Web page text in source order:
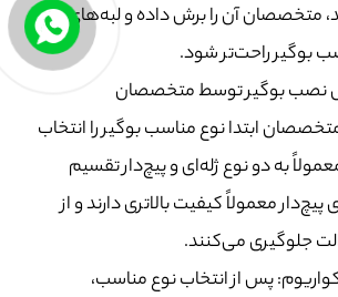
متخصصان آن را برش داده و لبه‌های آن را
بوگیر راحت‌تر شود.
نصب بوگیر توسط متخصصان
ابتدا نوع مناسب بوگیر را انتخاب
به دو نوع ژله‌ای و پیچ‌دار تقسیم
معمولاً کیفیت بالاتری دارند و از
جلوگیری می‌کنند.
پس از انتخاب نوع مناسب،